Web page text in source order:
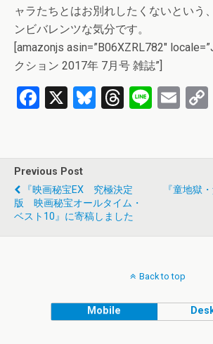
ャラたちとはお別れしたくないという
ンビバレンツな気分です。
[amazonjs asin=”B06XZRL782″
クション 2017年 7月号 雑誌”]
F
b
o
o
k
X
Bl
ky
T
a
d
s
Li
E
Previous Post
『映画秘宝EX 究極決定
版 映画秘宝オールタイム・
ベスト10』に寄稿しました
『童地獄
Back to top
Mobile